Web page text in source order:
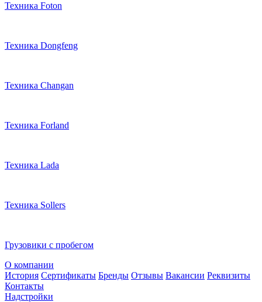
Техника Foton
Техника Dongfeng
Техника Changan
Техника Forland
Техника Lada
Техника Sollers
Грузовики с пробегом
О компании
История Сертификаты Бренды Отзывы Вакансии Реквизиты
Контакты
Надстройки